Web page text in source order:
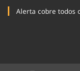
Alerta cobre todos